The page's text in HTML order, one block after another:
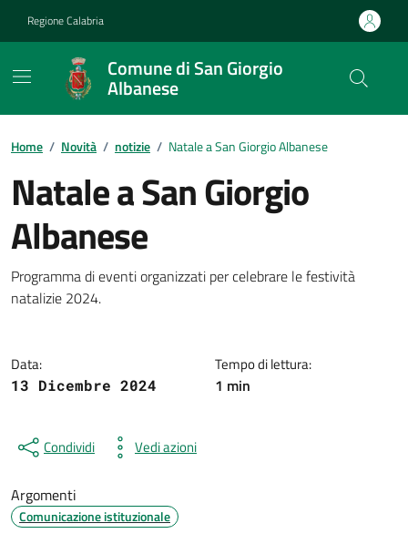
Regione Calabria
Comune di San Giorgio
Albanese
Home / Novità / notizie / Natale a San Giorgio Albanese
Natale a San Giorgio
Albanese
Dettagli della notizia
Programma di eventi organizzati per celebrare le festività
natalizie 2024.
Data:
13 Dicembre 2024
Tempo di lettura:
1 min
Condividi Vedi azioni
Argomenti
Comunicazione istituzionale